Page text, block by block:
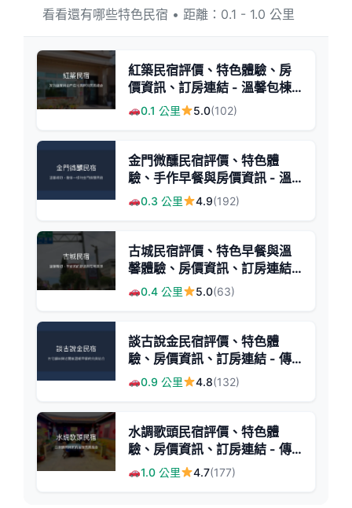
看看還有哪些特色民宿 • 距離：0.1 - 1.0 公里
紅築民宿評價、特色體驗、房
價資訊、訂房連結 - 溫馨包棟
與在地美食
0.1 公里 5.0(102)
金門微醺民宿評價、特色體
驗、手作早餐與房價資訊 - 溫
馨親切的家外之家
0.3 公里 4.9(192)
古城民宿評價、特色早餐與溫
馨體驗、房價資訊、訂房連結 -
金門舒適親切住宿
0.4 公里 5.0(63)
談古說金民宿評價、特色體
驗、房價資訊、訂房連結 - 傳
統閩式三進建築與溫馨早餐
0.9 公里 4.8(132)
水調歌頭民宿評價、特色體
驗、房價資訊、訂房連結 - 傳
統古厝溫馨住宿
1.0 公里 4.7(177)